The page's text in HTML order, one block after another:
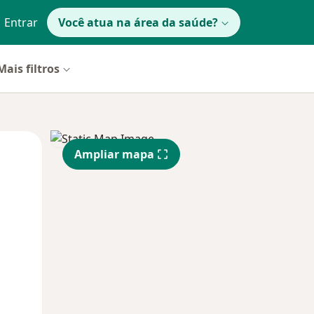
Entrar Você atua na área da saúde?
filtros
Qui,
13 Ago
Sex,
14 Ago
Ampliar mapa